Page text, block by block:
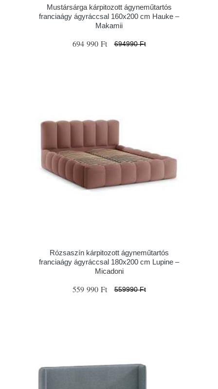
Mustársárga kárpitozott ágyneműtartós
franciaágy ágyráccsal 160x200 cm Hauke –
Makamii
694 990 Ft 694990 Ft
Rózsaszín kárpitozott ágyneműtartós
franciaágy ágyráccsal 180x200 cm Lupine –
Micadoni
559 990 Ft 559990 Ft